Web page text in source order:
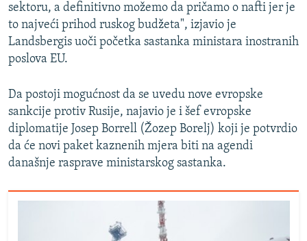
sektoru, a definitivno možemo da pričamo o nafti jer je
to najveći prihod ruskog budžeta", izjavio je
Landsbergis uoči početka sastanka ministara inostranih
poslova EU.
Da postoji mogućnost da se uvedu nove evropske
sankcije protiv Rusije, najavio je i šef evropske
diplomatije Josep Borrell (Žozep Borelj) koji je potvrdio
da će novi paket kaznenih mjera biti na agendi
današnje rasprave ministarskog sastanka.